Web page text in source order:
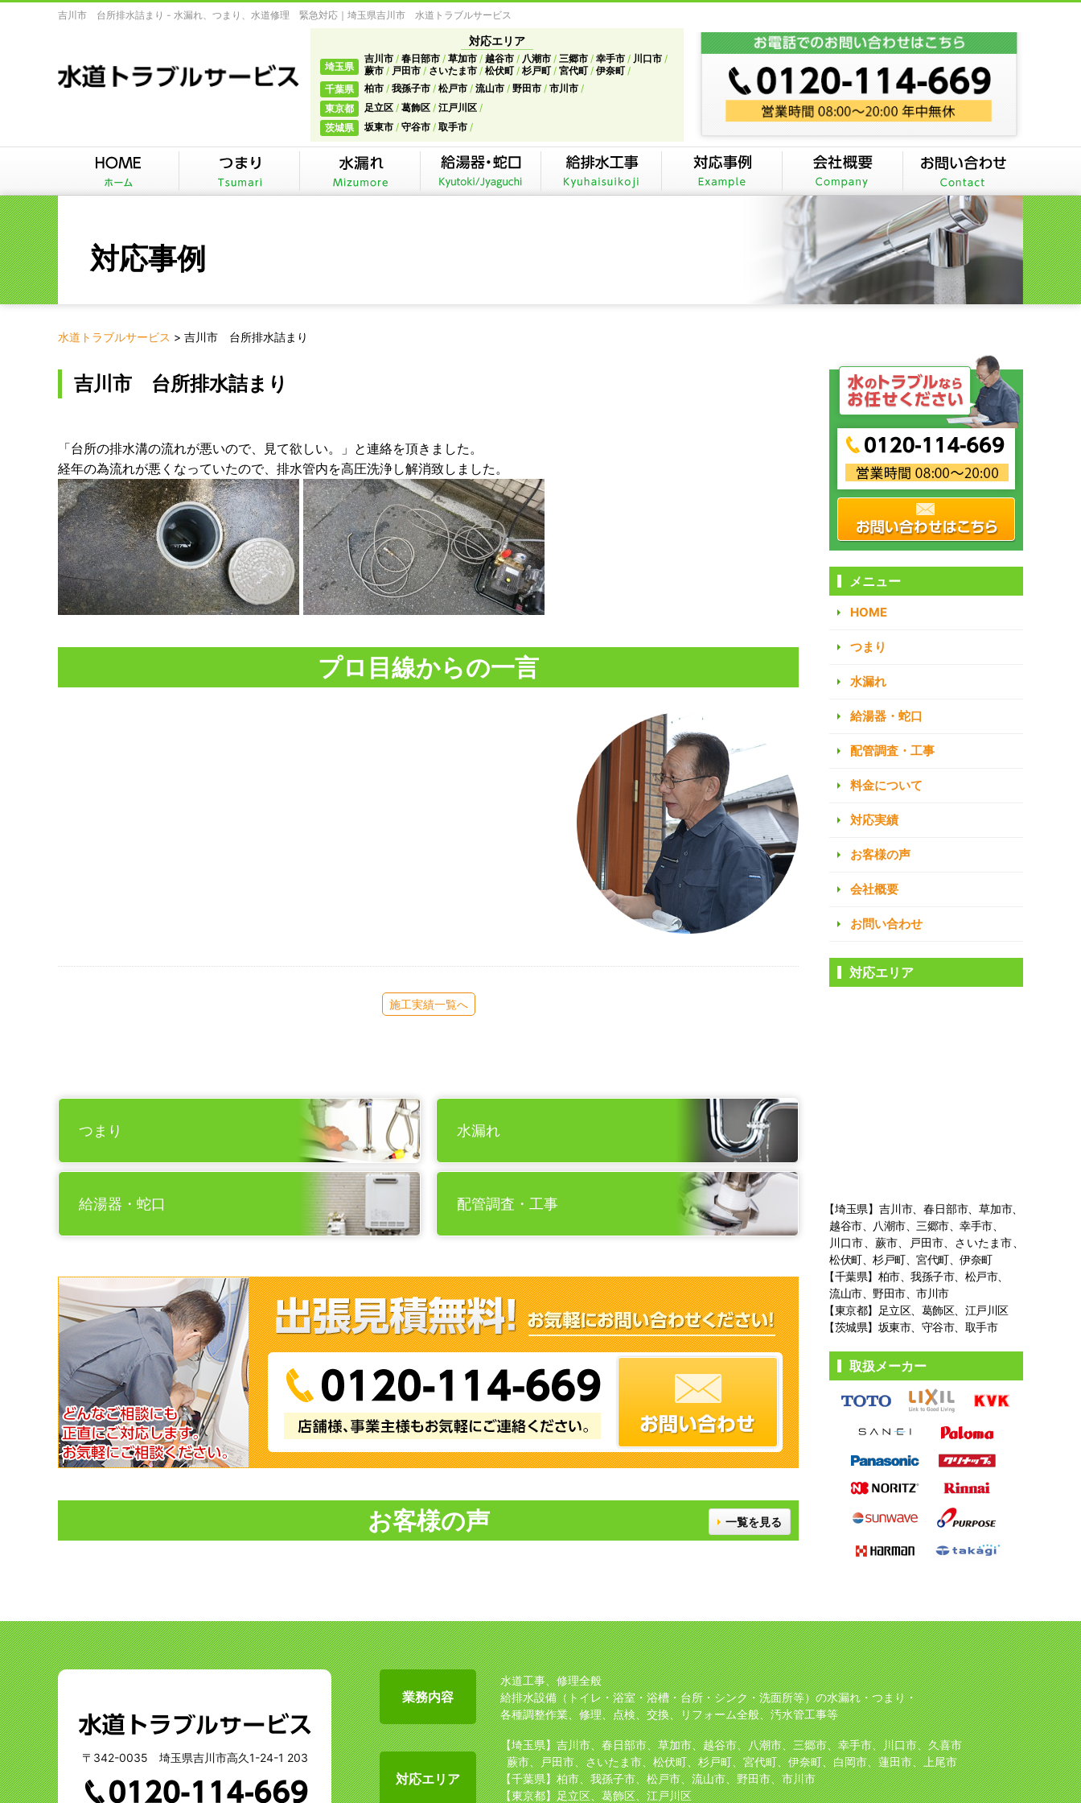
吉川市 台所排水詰まり - 水漏れ、つまり、水道修理 緊急対応｜埼玉県吉川市 水道トラブルサービス
対応エリア
埼玉県
吉川市 春日部市 草加市 越谷市 八潮市 三郷市 幸手市
川口市
蕨市
戸田市 さいたま市 松伏町 杉戸町 宮代町
伊奈町
千葉県
柏市 我孫子市 松戸市 流山市 野田市
市川市
東京都
足立区 葛飾区
江戸川区
茨城県
坂東市 守谷市 取手市
対応事例
水道トラブルサービス > 吉川市 台所排水詰まり
吉川市 台所排水詰まり
「台所の排水溝の流れが悪いので、見て欲しい。」と連絡を頂きました。
経年の為流れが悪くなっていたので、排水管内を高圧洗浄し解消致しました。
プロ目線からの一言
施工実績一覧へ
つまり 水漏れ
給湯器・蛇口 配管調査・工事
お客様の声 一覧を見る
メニュー
HOME
つまり
水漏れ
給湯器・蛇口
配管調査・工事
料金について
対応実績
お客様の声
会社概要
お問い合わせ
対応エリア
【埼玉県】吉川市、春日部市、草加市、
越谷市、八潮市、三郷市、幸手市、
川口市、蕨市、戸田市、さいたま市、
松伏町、杉戸町、宮代町、伊奈町
【千葉県】柏市、我孫子市、松戸市、
流山市、野田市、市川市
【東京都】足立区、葛飾区、江戸川区
【茨城県】坂東市、守谷市、取手市
取扱メーカー
〒342-0035 埼玉県吉川市高久1-24-1 203
業務内容
水道工事、修理全般
給排水設備（トイレ・浴室・浴槽・台所・シンク・洗面所等）の水漏れ・つまり・
各種調整作業、修理、点検、交換、リフォーム全般、汚水管工事等
対応エリア
【埼玉県】吉川市、春日部市、草加市、越谷市、八潮市、三郷市、幸手市、川口市、久喜市
蕨市、戸田市、さいたま市、松伏町、杉戸町、宮代町、伊奈町、白岡市、蓮田市、上尾市
【千葉県】柏市、我孫子市、松戸市、流山市、野田市、市川市
【東京都】足立区、葛飾区、江戸川区